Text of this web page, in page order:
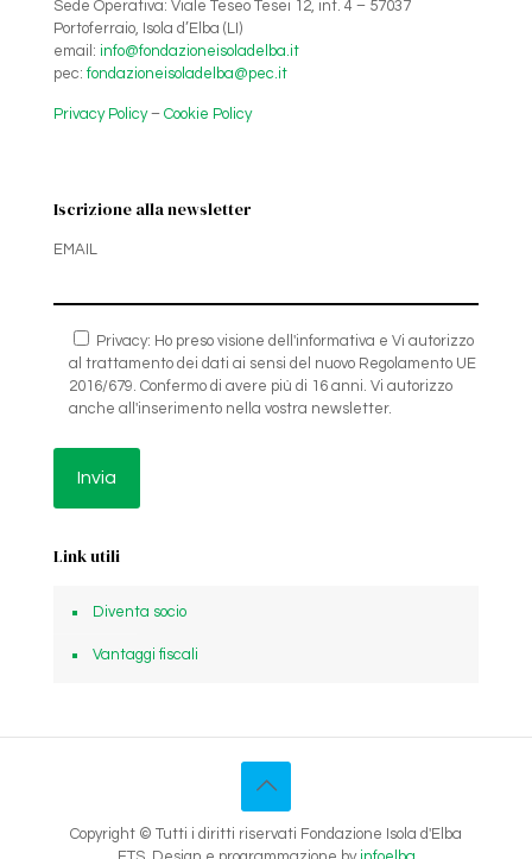
Sede Operativa: Viale Teseo Tesei 12, int. 4 – 57037
Portoferraio, Isola d’Elba (LI)
email: info@fondazioneisoladelba.it
pec: fondazioneisoladelba@pec.it
Privacy Policy– Cookie Policy
Iscrizione alla newsletter
EMAIL
Privacy: Ho preso visione dell'informativa e Vi autorizzo
al trattamento dei dati ai sensi del nuovo Regolamento UE
2016/679. Confermo di avere più di 16 anni. Vi autorizzo
anche all'inserimento nella vostra newsletter.
Link utili
Diventa socio
Vantaggi fiscali
Copyright © Tutti i diritti riservati Fondazione Isola d'Elba